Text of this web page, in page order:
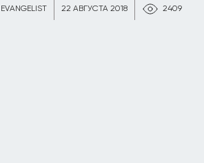
EVANGELIST 22 АВГУСТА 2018 2409